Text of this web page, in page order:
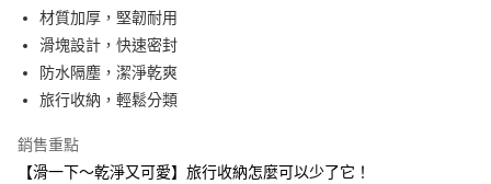
Apple Pay
街口支付
悠遊付
Google Pay
大哥付你分期
材質加厚，堅韌耐用
滑塊設計，快速密封
防水隔塵，潔淨乾爽
旅行收納，輕鬆分類
銷售重點
【滑一下～乾淨又可愛】旅行收納怎麼可以少了它！